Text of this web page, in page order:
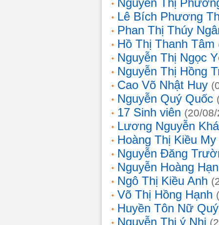
Nguyễn Thị
Lê Bích Phương
Phan Thị Thúy
Hồ Thị Thanh Tâm
Nguyễn Thị Ngọc
Nguyễn Thị Hồng
Cao Võ Nhật Huy
Nguyễn Quý Quốc
17 Sinh viên (20/
Lương Nguyễn
Hoàng Thị Kiều My
Nguyễn Đăng
Nguyễn Hoàng
Ngô Thị Kiều Anh
Võ Thị Hồng Hạnh
Huyền Tôn Nữ
Nguyễn Thị ý Nhi